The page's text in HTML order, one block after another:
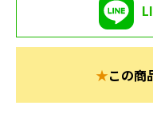
★この商